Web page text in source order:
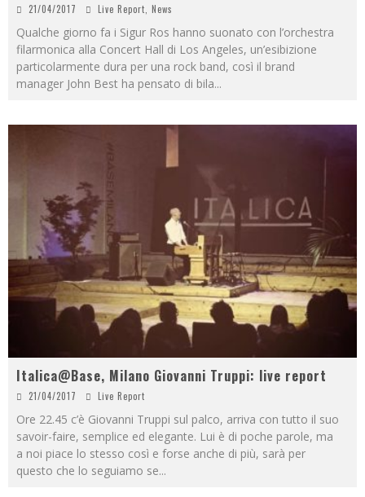
21/04/2017 Live Report, News
Qualche giorno fa i Sigur Ros hanno suonato con l’orchestra
filarmonica alla Concert Hall di Los Angeles, un’esibizione
particolarmente dura per una rock band, così il brand
manager John Best ha pensato di bila...
Italica@Base, Milano Giovanni Truppi: live report
21/04/2017 Live Report
Ore 22.45 c’è Giovanni Truppi sul palco, arriva con tutto il suo
savoir-faire, semplice ed elegante. Lui è di poche parole, ma
a noi piace lo stesso così e forse anche di più, sarà per
questo che lo seguiamo se...